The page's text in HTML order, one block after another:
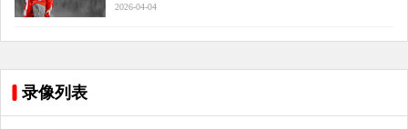
2026-04-04
录像列表